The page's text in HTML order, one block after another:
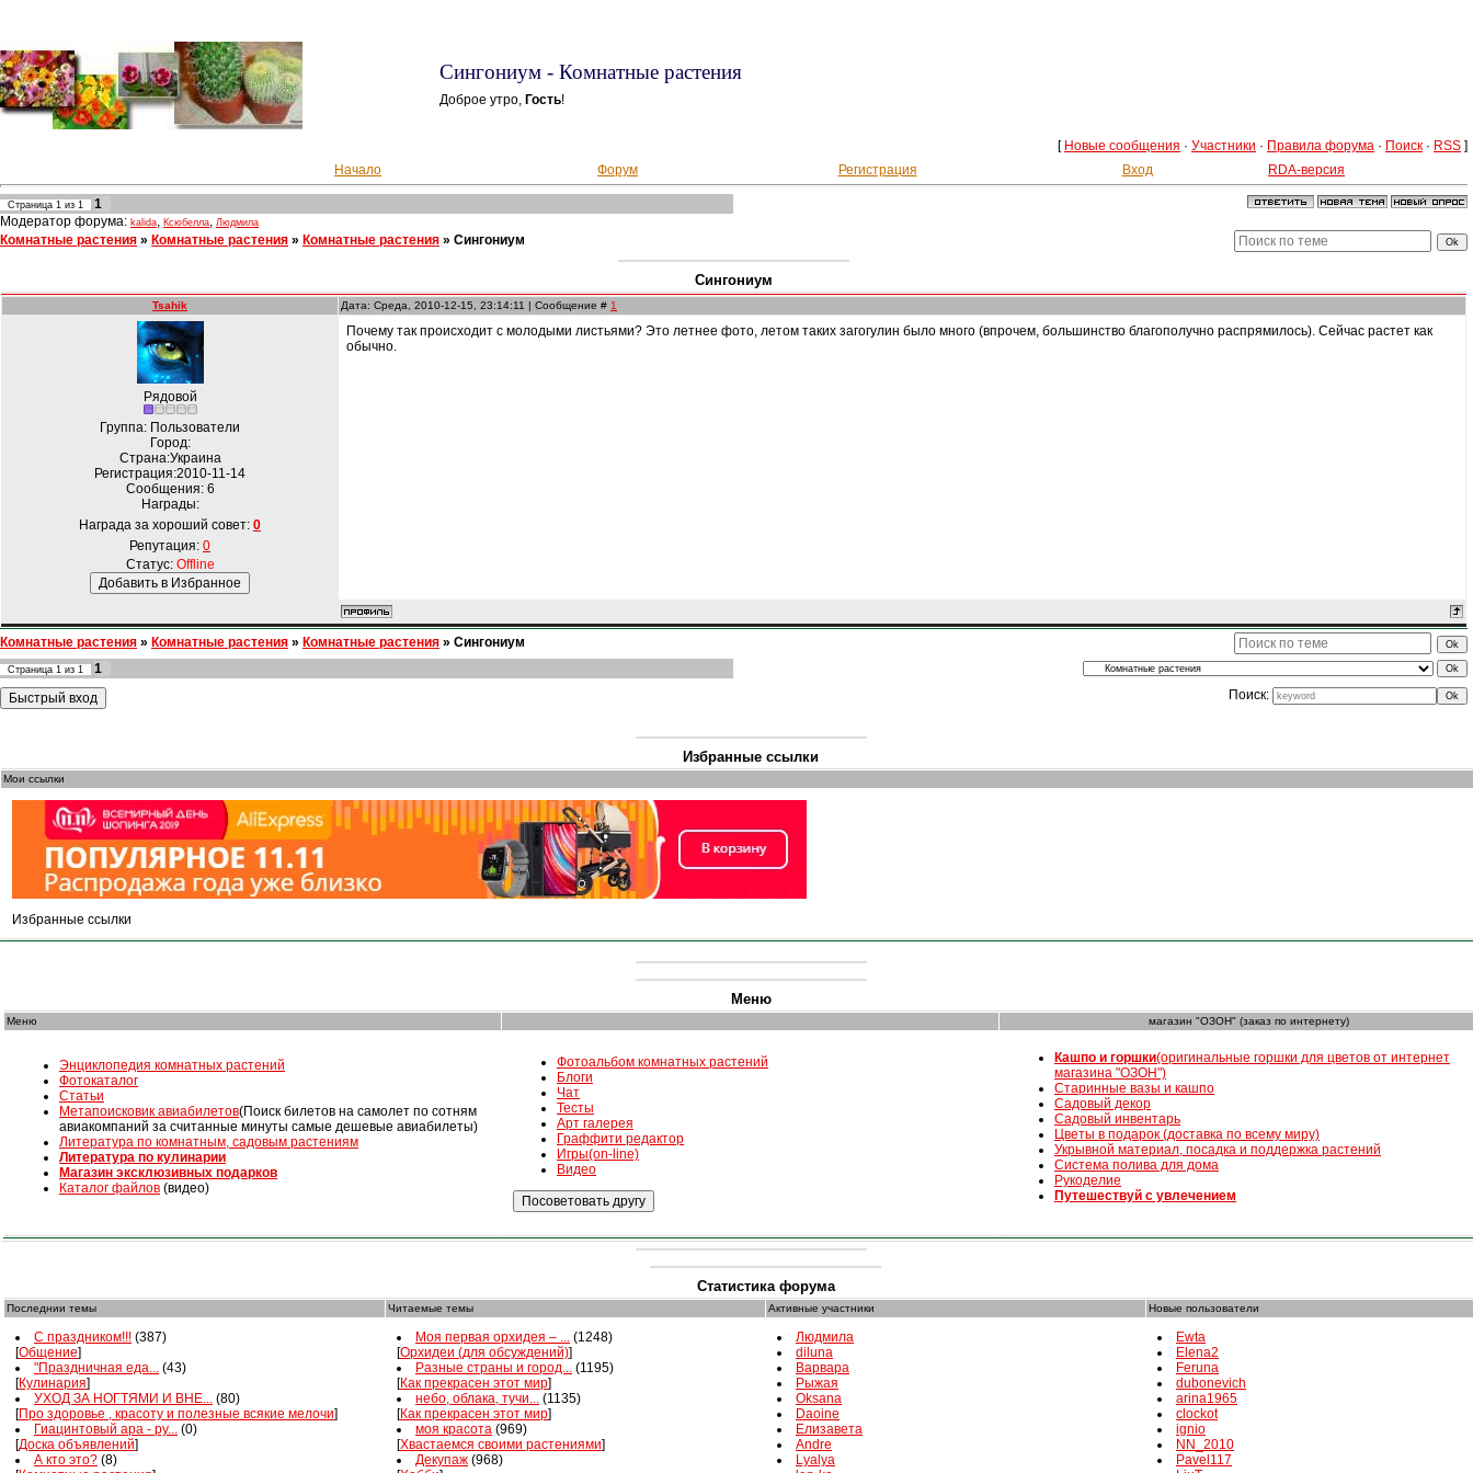
Сингониум - Комнатные растения
Доброе утро, Гость!
[ Новые сообщения · Участники · Правила форума · Поиск · RSS ]
Начало
Форум Регистрация Вход RDA-версия
Страница 1 из 1
1
Модератор форума: kalida, Ксюбелла, Людмила
Комнатные растения » Комнатные растения » Комнатные растения » Сингониум
Сингониум
Tsahik Дата: Среда, 2010-12-15, 23:14:11 | Сообщение # 1
Рядовой
Группа: Пользователи
Город:
Страна:Украина
Регистрация:2010-11-14
Сообщения: 6
Награды:
Награда за хороший совет: 0
Репутация: 0
Статус: Offline
Почему так происходит с молодыми листьями? Это летнее фото, летом таких загогулин было много (впрочем, большинство благополучно распрямилось). Сейчас растет как
обычно.
Комнатные растения » Комнатные растения » Комнатные растения » Сингониум
Страница 1 из 1
1
Поиск:
Избранные ссылки
Мои ссылки
Избранные ссылки
Меню
Меню магазин "ОЗОН" (заказ по интернету)
Энциклопедия комнатных растений
Фотокаталог
Статьи
Mетапоисковик авиабилетов(Поиск билетов на самолет по сотням
авиакомпаний за считанные минуты самые дешевые авиабилеты)
Литература по комнатным, садовым растениям
Литература по кулинарии
Магазин эксклюзивных подарков
Каталог файлов (видео)
Фотоальбом комнатных растений
Блоги
Чат
Тесты
Арт галерея
Граффити редактор
Игры(on-line)
Видео
Кашпо и горшки(оригинальные горшки для цветов от интернет
магазина "ОЗОН")
Старинные вазы и кашпо
Садовый декор
Садовый инвентарь
Цветы в подарок (доставка по всему миру)
Укрывной материал, посадка и поддержка растений
Система полива для дома
Рукоделие
Путешествуй с увлечением
Статистика форума
Последнии темы Читаемые темы Активные участники Новые пользователи
С праздником!!! (387)
[Общение]
"Праздничная еда... (43)
[Кулинария]
УХОД ЗА НОГТЯМИ И ВНЕ... (80)
[Про здоровье , красоту и полезные всякие мелочи]
Гиацинтовый ара - ру... (0)
[Доска объявлений]
А кто это? (8)
Моя первая орхидея – ... (1248)
[Орхидеи (для обсуждений)]
Разные страны и город... (1195)
[Как прекрасен этот мир]
небо, облака, тучи... (1135)
[Как прекрасен этот мир]
моя красота (969)
[Хвастаемся своими растениями]
Декупаж (968)
Людмила
diluna
Варвара
Рыжая
Oksana
Daoine
Елизавета
Andre
Lyalya
Ewta
Elena2
Feruna
dubonevich
arina1965
clockot
ignio
NN_2010
Pavel117